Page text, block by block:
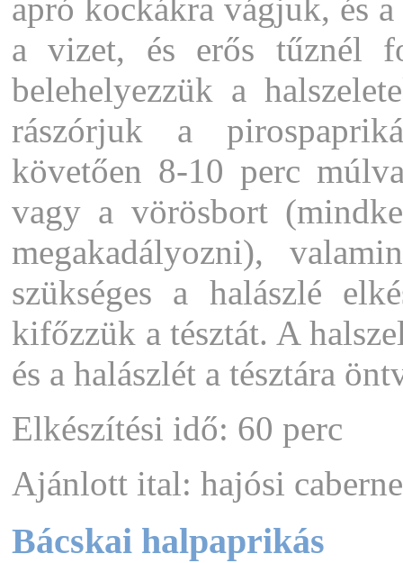
apró kockákra vágjuk, és
a vizet, és erős tűznél
belehelyezzük a
rászórjuk a
követően 8-10 perc
vagy a vörösbort
megakadályozni),
szükséges a halászlé
kifőzzük a tésztát. A
és a halászlét a tésztára
Elkészítési idő: 60 perc
Ajánlott ital: hajósi
Bácskai halpaprikás